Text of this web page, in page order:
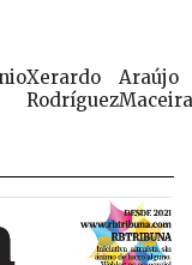
Xerardo
Rodríguez
Araújo
Maceira